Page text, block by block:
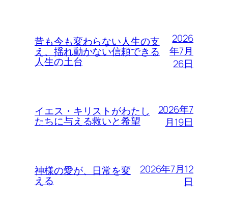
昔も今も変わらない人生の支
え、揺れ動かない信頼できる
人生の土台
2026
年7月
26日
イエス・キリストがわたし
たちに与える救いと希望
2026年7
月19日
神様の愛が、日常を変
える
2026年7月12
日